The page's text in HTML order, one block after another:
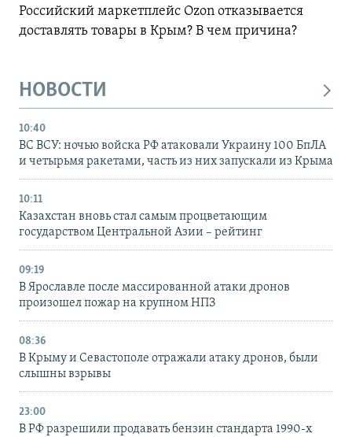
Российский маркетплейс Ozon отказывается
доставлять товары в Крым? В чем причина?
НОВОСТИ
10:40
ВС ВСУ: ночью войска РФ атаковали Украину 100 БпЛА
и четырьмя ракетами, часть из них запускали из Крыма
10:11
Казахстан вновь стал самым процветающим
государством Центральной Азии – рейтинг
09:19
В Ярославле после массированной атаки дронов
произошел пожар на крупном НПЗ
08:36
В Крыму и Севастополе отражали атаку дронов, были
слышны взрывы
23:00
В РФ разрешили продавать бензин стандарта 1990-х